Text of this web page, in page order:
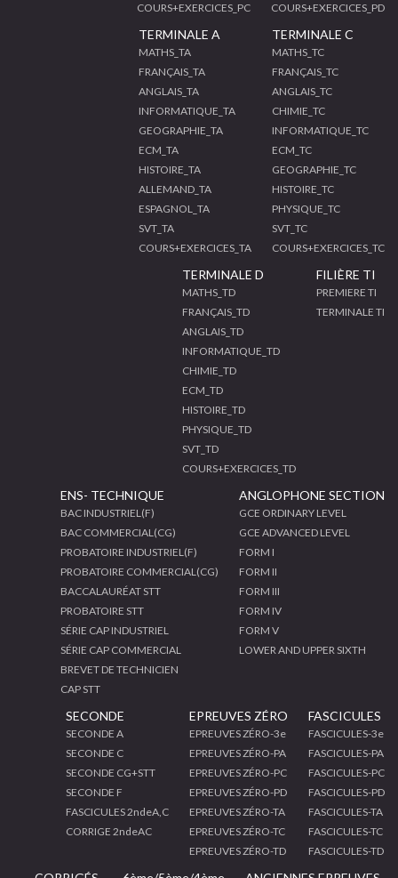
COURS+EXERCICES_PC
COURS+EXERCICES_PD
TERMINALE A
MATHS_TA
FRANÇAIS_TA
ANGLAIS_TA
INFORMATIQUE_TA
GEOGRAPHIE_TA
ECM_TA
HISTOIRE_TA
ALLEMAND_TA
ESPAGNOL_TA
SVT_TA
COURS+EXERCICES_TA
TERMINALE C
MATHS_TC
FRANÇAIS_TC
ANGLAIS_TC
CHIMIE_TC
INFORMATIQUE_TC
ECM_TC
GEOGRAPHIE_TC
HISTOIRE_TC
PHYSIQUE_TC
SVT_TC
COURS+EXERCICES_TC
TERMINALE D
MATHS_TD
FRANÇAIS_TD
ANGLAIS_TD
INFORMATIQUE_TD
CHIMIE_TD
ECM_TD
HISTOIRE_TD
PHYSIQUE_TD
SVT_TD
COURS+EXERCICES_TD
FILIÈRE TI
PREMIERE TI
TERMINALE TI
ENS- TECHNIQUE
BAC INDUSTRIEL(F)
BAC COMMERCIAL(CG)
PROBATOIRE INDUSTRIEL(F)
PROBATOIRE COMMERCIAL(CG)
BACCALAURÉAT STT
PROBATOIRE STT
SÉRIE CAP INDUSTRIEL
SÉRIE CAP COMMERCIAL
BREVET DE TECHNICIEN
CAP STT
ANGLOPHONE SECTION
GCE ORDINARY LEVEL
GCE ADVANCED LEVEL
FORM I
FORM II
FORM III
FORM IV
FORM V
LOWER AND UPPER SIXTH
SECONDE
SECONDE A
SECONDE C
SECONDE CG+STT
SECONDE F
FASCICULES 2ndeA,C
CORRIGE 2ndeAC
EPREUVES ZÉRO
EPREUVES ZÉRO-3e
EPREUVES ZÉRO-PA
EPREUVES ZÉRO-PC
EPREUVES ZÉRO-PD
EPREUVES ZÉRO-TA
EPREUVES ZÉRO-TC
EPREUVES ZÉRO-TD
FASCICULES
FASCICULES-3e
FASCICULES-PA
FASCICULES-PC
FASCICULES-PD
FASCICULES-TA
FASCICULES-TC
FASCICULES-TD